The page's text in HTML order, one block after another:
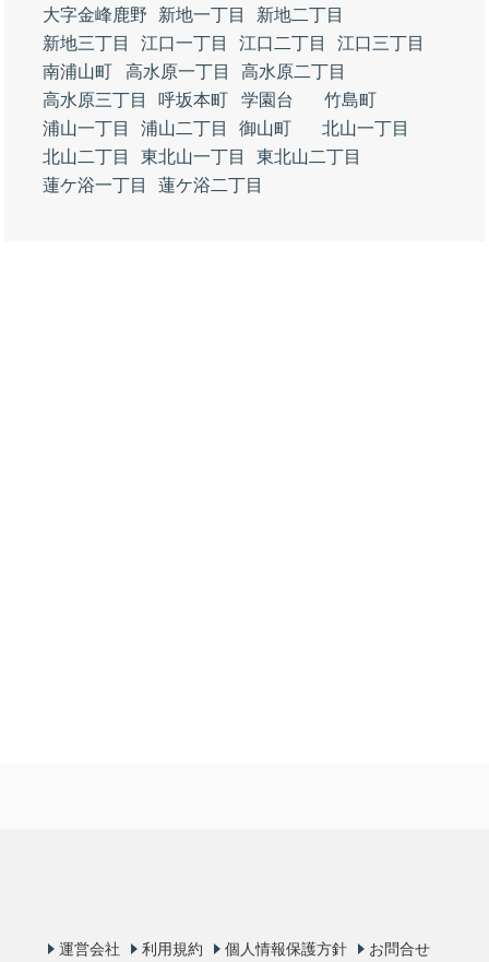
大字金峰鹿野
新地一丁目
新地二丁目
新地三丁目
江口一丁目 江口二丁目
江口三丁目
南浦山町
高水原一丁目
高水原二丁目
高水原三丁目
呼坂本町 学園台
竹島町
浦山一丁目
浦山二丁目 御山町
北山一丁目
北山二丁目
東北山一丁目
東北山二丁目
蓮ケ浴一丁目
蓮ケ浴二丁目
運営会社 利用規約 個人情報保護方針 お問合せ